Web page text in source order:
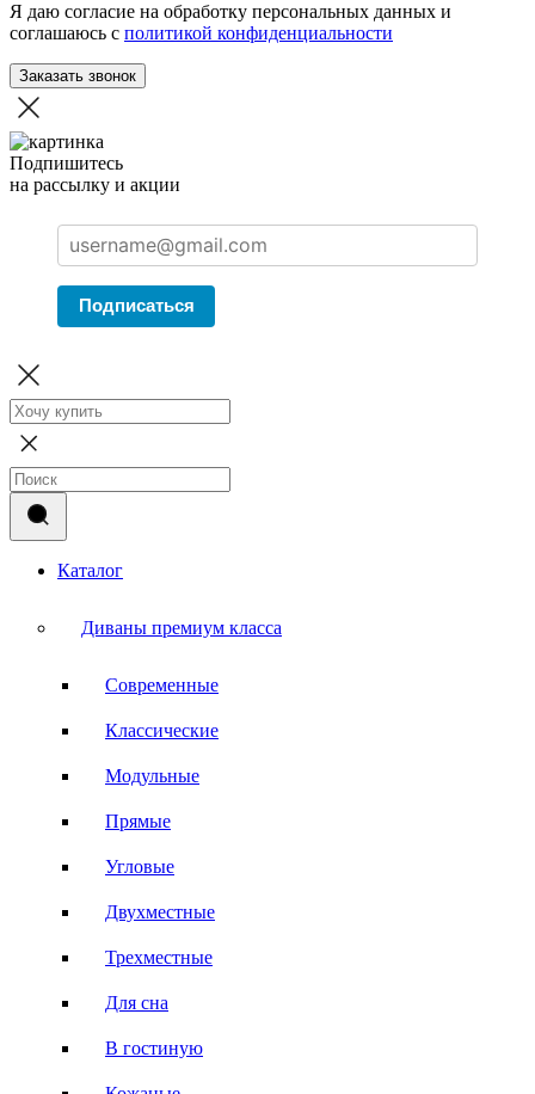
Я даю согласие на обработку персональных данных и
соглашаюсь с политикой конфиденциальности
Заказать звонок
Подпишитесь
на рассылку и акции
Подписаться
Каталог
Диваны премиум класса
Современные
Классические
Модульные
Прямые
Угловые
Двухместные
Трехместные
Для сна
В гостиную